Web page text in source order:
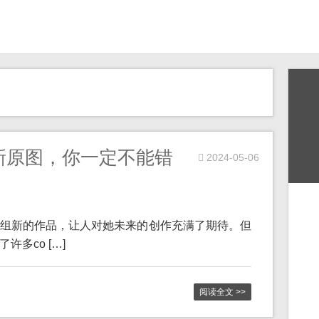
图，你一定不能错 2024-05-06
新的作品，让人对她未来的创作充满了期待。但
许多co […]
阅读全文 >>